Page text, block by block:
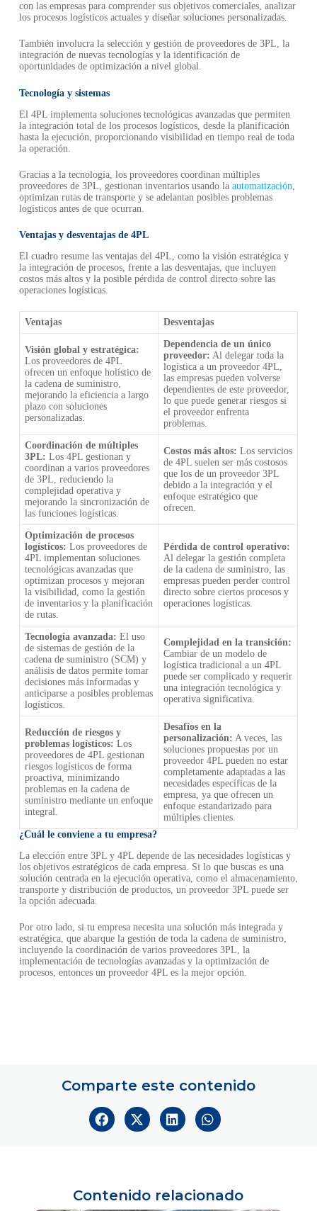
con las empresas para comprender sus objetivos comerciales, analizar
los procesos logísticos actuales y diseñar soluciones personalizadas.
También involucra la selección y gestión de proveedores de 3PL, la
integración de nuevas tecnologías y la identificación de
oportunidades de optimización a nivel global.
Tecnología y sistemas
El 4PL implementa soluciones tecnológicas avanzadas que permiten
la integración total de los procesos logísticos, desde la planificación
hasta la ejecución, proporcionando visibilidad en tiempo real de toda
la operación.
Gracias a la tecnología, los proveedores coordinan múltiples
proveedores de 3PL, gestionan inventarios usando la automatización
optimizan rutas de transporte y se adelantan posibles problemas
logísticos antes de que ocurran.
Ventajas y desventajas de 4PL
El cuadro resume las ventajas del 4PL, como la visión estratégica y
la integración de procesos, frente a las desventajas, que incluyen
costos más altos y la posible pérdida de control directo sobre las
operaciones logísticas.
Ventajas Desventajas
Visión global y estratégica:
Los proveedores de 4PL
ofrecen un enfoque holístico de
la cadena de suministro,
mejorando la eficiencia a largo
plazo con soluciones
personalizadas.
Dependencia de un único
proveedor: Al delegar toda la
logística a un proveedor 4PL,
las empresas pueden volverse
dependientes de este proveedor,
lo que puede generar riesgos si
el proveedor enfrenta
problemas.
Coordinación de múltiples
3PL: Los 4PL gestionan y
coordinan a varios proveedores
de 3PL, reduciendo la
complejidad operativa y
mejorando la sincronización de
las funciones logísticas.
Costos más altos: Los servicios
de 4PL suelen ser más costosos
que los de un proveedor 3PL
debido a la integración y el
enfoque estratégico que
ofrecen.
Optimización de procesos
logísticos: Los proveedores de
4PL implementan soluciones
tecnológicas avanzadas que
optimizan procesos y mejoran
la visibilidad, como la gestión
de inventarios y la planificación
de rutas.
Pérdida de control operativo:
Al delegar la gestión completa
de la cadena de suministro, las
empresas pueden perder control
directo sobre ciertos procesos y
operaciones logísticas.
Tecnología avanzada: El uso
de sistemas de gestión de la
cadena de suministro (SCM) y
análisis de datos permite tomar
decisiones más informadas y
anticiparse a posibles problemas
logísticos.
Complejidad en la transición:
Cambiar de un modelo de
logística tradicional a un 4PL
puede ser complicado y requerir
una integración tecnológica y
operativa significativa.
Reducción de riesgos y
problemas logísticos: Los
proveedores de 4PL gestionan
riesgos logísticos de forma
proactiva, minimizando
problemas en la cadena de
suministro mediante un enfoque
integral.
Desafíos en la
personalización: A veces, las
soluciones propuestas por un
proveedor 4PL pueden no estar
completamente adaptadas a las
necesidades específicas de la
empresa, ya que ofrecen un
enfoque estandarizado para
múltiples clientes.
¿Cuál le conviene a tu empresa?
La elección entre 3PL y 4PL depende de las necesidades logísticas y
los objetivos estratégicos de cada empresa. Si lo que buscas es una
solución centrada en la ejecución operativa, como el almacenamiento,
transporte y distribución de productos, un proveedor 3PL puede ser
la opción adecuada.
Por otro lado, si tu empresa necesita una solución más integrada y
estratégica, que abarque la gestión de toda la cadena de suministro,
incluyendo la coordinación de varios proveedores 3PL, la
implementación de tecnologías avanzadas y la optimización de
procesos, entonces un proveedor 4PL es la mejor opción.
Comparte este contenido
Contenido relacionado